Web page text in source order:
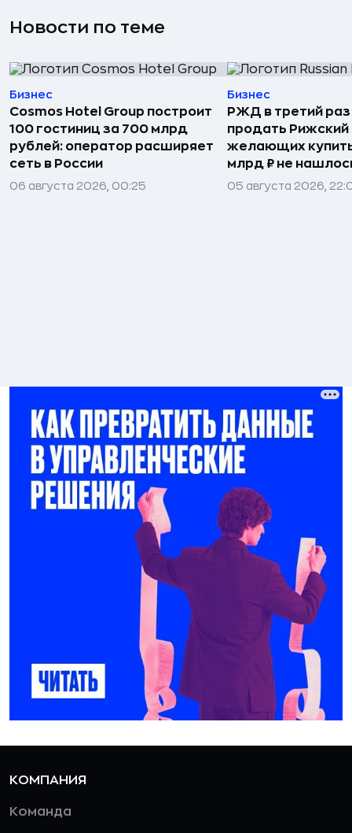
Новости по теме
Бизнес
Cosmos Hotel Group построит
100 гостиниц за 700 млрд
рублей: оператор расширяет
сеть в России
06 августа 2026, 00:25
Бизнес
РЖД в третий
продать Рижский
желающих
млрд ₽ не
05 августа 2026,
КОМПАНИЯ
Команда